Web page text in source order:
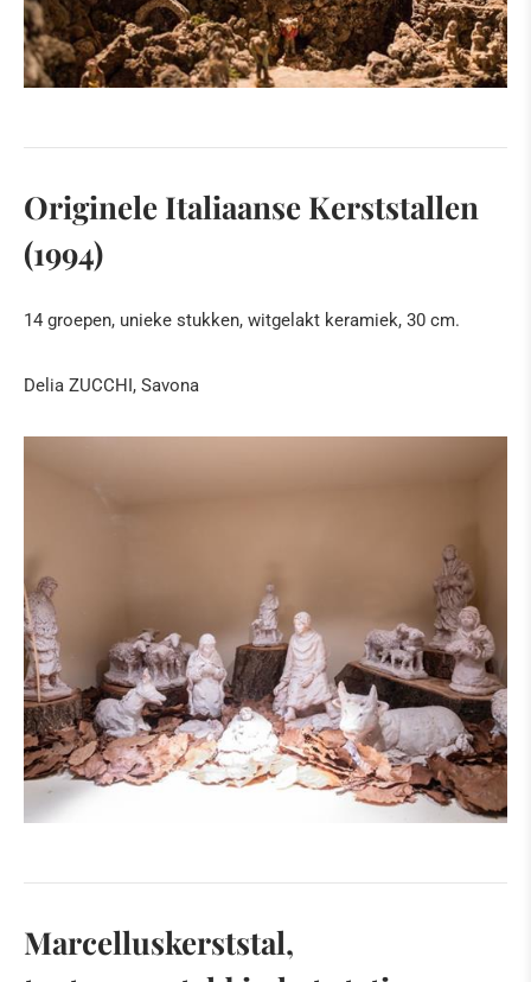
Originele Italiaanse Kerststallen
(1994)
14 groepen, unieke stukken, witgelakt keramiek, 30 cm.
Delia ZUCCHI, Savona
Marcelluskerststal,